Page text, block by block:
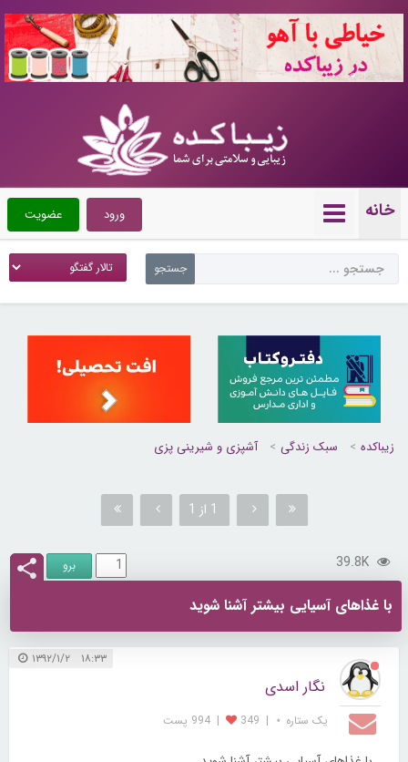
10720020
خانه عضویت ورود
زیباکده سبک زندگی آشپزی و شیرینی پزی
1 از 1
39.8K
با غذاهای آسیایی بیشتر آشنا شوید
۱۸:۳۳ ۱۳۹۲/۱/۲
نگار اسدی
یک ستاره ⋆ |
349
| 994 پست